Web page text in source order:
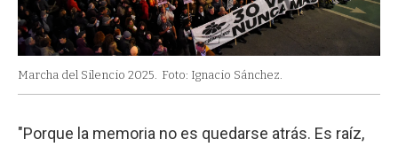
Marcha del Silencio 2025. Foto: Ignacio Sánchez.
"Porque la memoria no es quedarse atrás. Es raíz,